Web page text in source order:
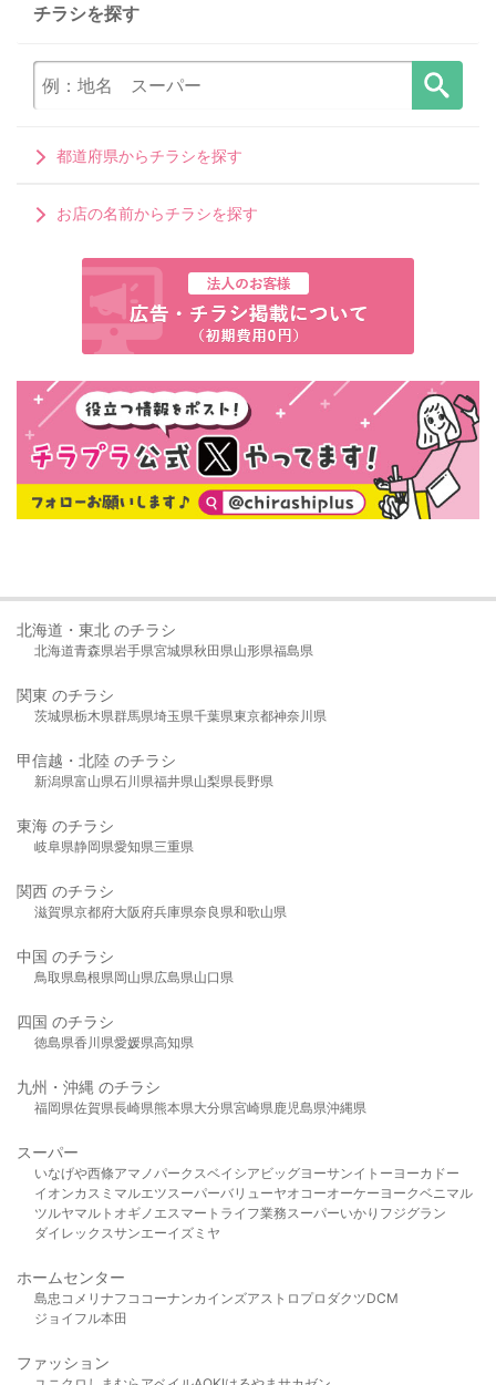
チラシを探す
都道府県からチラシを探す
お店の名前からチラシを探す
北海道・東北 のチラシ
北海道青森県岩手県宮城県秋田県山形県福島県
関東 のチラシ
茨城県栃木県群馬県埼玉県千葉県東京都神奈川県
甲信越・北陸 のチラシ
新潟県富山県石川県福井県山梨県長野県
東海 のチラシ
岐阜県静岡県愛知県三重県
関西 のチラシ
滋賀県京都府大阪府兵庫県奈良県和歌山県
中国 のチラシ
鳥取県島根県岡山県広島県山口県
四国 のチラシ
徳島県香川県愛媛県高知県
九州・沖縄 のチラシ
福岡県佐賀県長崎県熊本県大分県宮崎県鹿児島県沖縄県
スーパー
いなげや西條アマノパークスベイシア ビッグヨーサンイトーヨーカドー
イオンカスミ マルエツスーパーバリューヤオコーオーケー ヨークベニマル
ツルヤマルト オギノ エスマート ライフ業務スーパーいかり フジグラン
ダイレックスサンエーイズミヤ
ホームセンター
島忠 コメリ ナフコ コーナンカインズアストロプロダクツDCM
ジョイフル本田
ファッション